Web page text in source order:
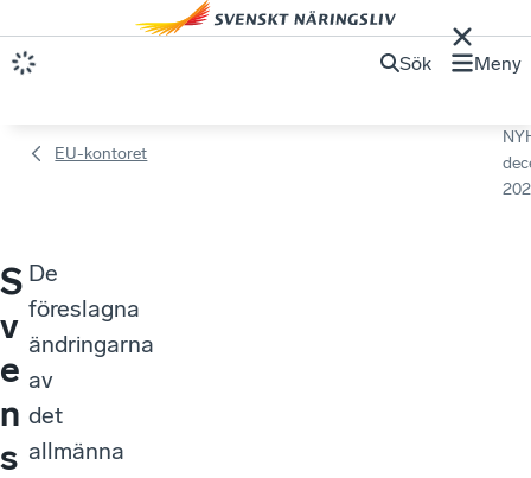
Sök Meny
EU-kontoret
S
v
e
n
s
De
föreslagna
ändringarna
av
det
allmänna